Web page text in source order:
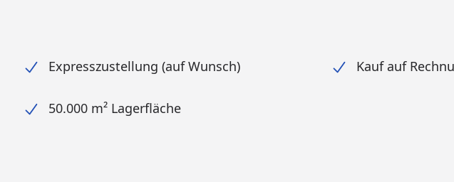
Expresszustellung (auf Wunsch) Kauf auf
50.000 m² Lagerfläche